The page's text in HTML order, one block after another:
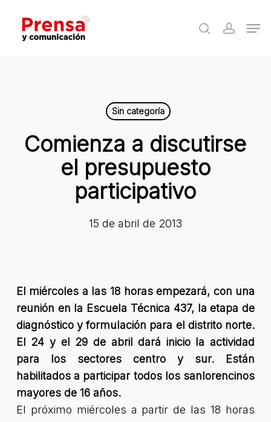
main
search
Sin categoría
Comienza a discutirse
el presupuesto
participativo
15 de abril de 2013
El miércoles a las 18 horas empezará, con una
reunión en la Escuela Técnica 437, la etapa de
diagnóstico y formulación para el distrito norte.
El 24 y el 29 de abril dará inicio la actividad
para los sectores centro y sur. Están
habilitados a participar todos los sanlorencinos
mayores de 16 años.
El próximo miércoles a partir de las 18 horas